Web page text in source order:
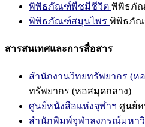
พิพิธภัณฑ์พืชมีชีวิต พิพิธภั
พิพิธภัณฑ์สมุนไพร พิพิธภัณ
สารสนเทศและการสื่อสาร
สำนักงานวิทยทรัพยากร (ห
ทรัพยากร (หอสมุดกลาง)
ศูนย์หนังสือแห่งจุฬาฯ ศูนย์ห
สำนักพิมพ์จุฬาลงกรณ์มหา